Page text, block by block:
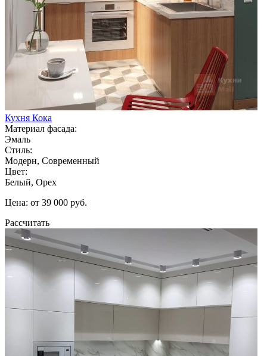
Кухня Кока
Материал фасада:
Эмаль
Стиль:
Модерн, Современный
Цвет:
Белый, Орех
Цена: от 39 000 руб.
Рассчитать